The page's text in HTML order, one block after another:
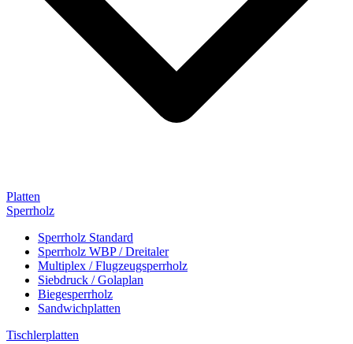
Platten
Sperrholz
Sperrholz Standard
Sperrholz WBP / Dreitaler
Multiplex / Flugzeugsperrholz
Siebdruck / Golaplan
Biegesperrholz
Sandwichplatten
Tischlerplatten